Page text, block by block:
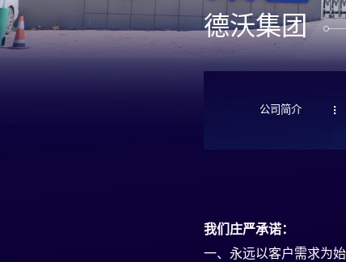
德沃集团
公司简介
我们庄严承诺：
一、永远以客户需求为